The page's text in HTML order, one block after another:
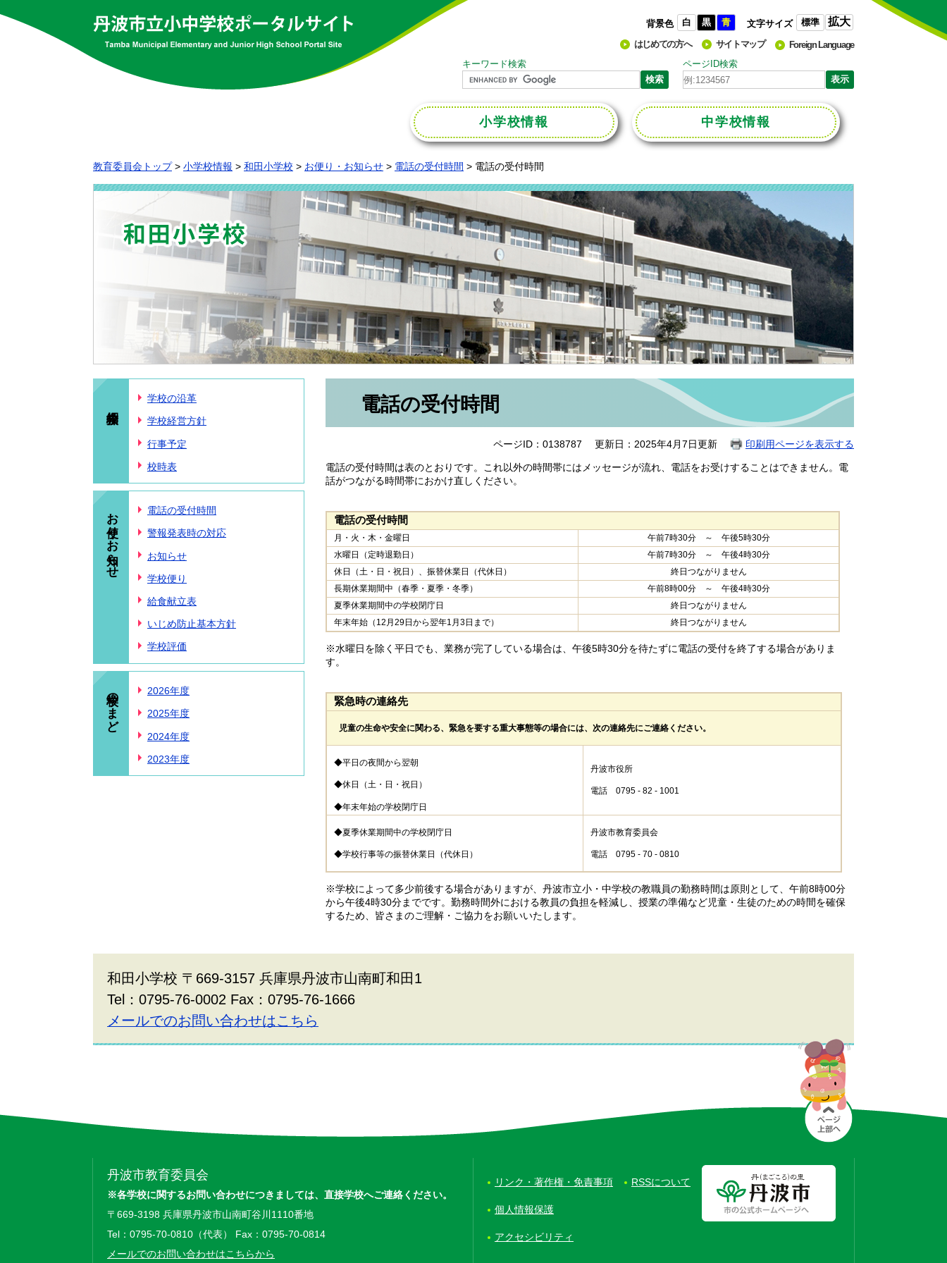
背景色 白 黒 青 文字サイズ 標準 拡大
はじめての方へ サイトマップ
Foreign Language
キーワード検索
ページID検索
小学校情報 中学校情報
教育委員会トップ > 小学校情報 > 和田小学校 > お便り・お知らせ > 電話の受付時間 > 電話の受付時間
学校の沿革
学校経営方針
行事予定
校時表
お便り・お知らせ 電話の受付時間
警報発表時の対応
お知らせ
学校便り
給食献立表
いじめ防止基本方針
学校評価
学校のまど 2026年度
2025年度
2024年度
2023年度
電話の受付時間
ページID：0138787 更新日：2025年4月7日更新 印刷用ページを表示する
電話の受付時間は表のとおりです。これ以外の時間帯にはメッセージが流れ、電話をお受けすることはできません。電
話がつながる時間帯におかけ直しください。
電話の受付時間
月・火・木・金曜日
午前7時30分 ～ 午後5時30分
水曜日（定時退勤日）
午前7時30分 ～ 午後4時30分
休日（土・日・祝日）、振替休業日（代休日）
終日つながりません
長期休業期間中（春季・夏季・冬季）
午前8時00分 ～ 午後4時30分
夏季休業期間中の学校閉庁日
終日つながりません
年末年始（12月29日から翌年1月3日まで）
終日つながりません
※水曜日を除く平日でも、業務が完了している場合は、午後5時30分を待たずに電話の受付を終了する場合がありま
す。
緊急時の連絡先
児童の生命や安全に関わる、緊急を要する重大事態等の場合には、次の連絡先にご連絡ください。
◆平日の夜間から翌朝
◆休日（土・日・祝日）
◆年末年始の学校閉庁日
丹波市役所
電話 0795 - 82 - 1001
◆夏季休業期間中の学校閉庁日
◆学校行事等の振替休業日（代休日）
丹波市教育委員会
電話 0795 - 70 - 0810
※学校によって多少前後する場合がありますが、丹波市立小・中学校の教職員の勤務時間は原則として、午前8時00分
から午後4時30分までです。勤務時間外における教員の負担を軽減し、授業の準備など児童・生徒のための時間を確保
するため、皆さまのご理解・ご協力をお願いいたします。
和田小学校 〒669-3157 兵庫県丹波市山南町和田1
Tel：0795-76-0002 Fax：0795-76-1666
メールでのお問い合わせはこちら
丹波市教育委員会
※各学校に関するお問い合わせにつきましては、 直接学校へご連絡ください。
〒669-3198 兵庫県丹波市山南町谷川1110番地
Tel：0795-70-0810（代表） Fax：0795-70-0814
メールでのお問い合わせはこちらから
リンク・著作権・免責事項 RSSについて
個人情報保護
アクセシビリティ